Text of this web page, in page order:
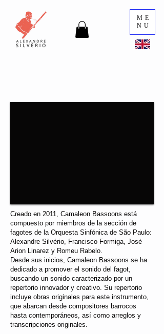
ME
NU
Creado en 2011, Camaleon Bassoons está
compuesto por miembros de la sección de
fagotes de la Orquesta Sinfónica de São Paulo:
Alexandre Silvério, Francisco Formiga, José
Arion Linarez y Romeu Rabelo.
Desde sus inicios, Camaleon Bassoons se ha
dedicado a promover el sonido del fagot,
buscando un sonido caracterizado por un
repertorio innovador y creativo. Su repertorio
incluye obras originales para este instrumento,
que abarcan desde compositores barrocos
hasta contemporáneos, así como arreglos y
transcripciones originales.